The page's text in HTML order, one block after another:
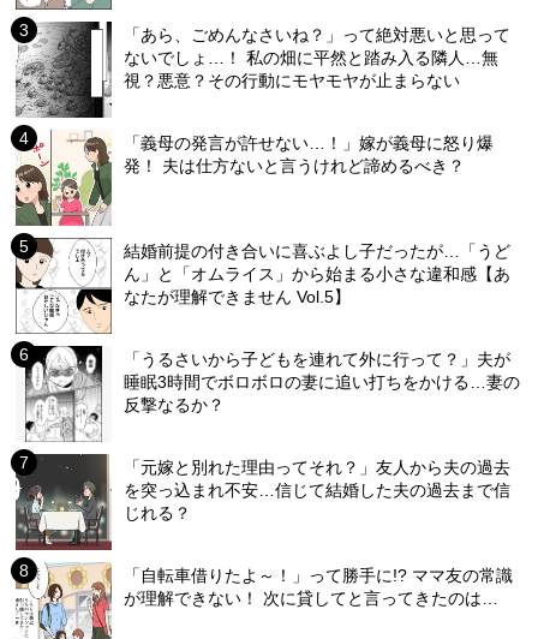
「あら、ごめんなさいね？」って絶対悪いと思って
ないでしょ…！ 私の畑に平然と踏み入る隣人…無
視？悪意？その行動にモヤモヤが止まらない
「義母の発言が許せない…！」嫁が義母に怒り爆
発！ 夫は仕方ないと言うけれど諦めるべき？
結婚前提の付き合いに喜ぶよし子だったが…「うど
ん」と「オムライス」から始まる小さな違和感【あ
なたが理解できません Vol.5】
「うるさいから子どもを連れて外に行って？」夫が
睡眠3時間でボロボロの妻に追い打ちをかける…妻の
反撃なるか？
「元嫁と別れた理由ってそれ？」友人から夫の過去
を突っ込まれ不安…信じて結婚した夫の過去まで信
じれる？
「自転車借りたよ～！」って勝手に!? ママ友の常識
が理解できない！ 次に貸してと言ってきたのは…